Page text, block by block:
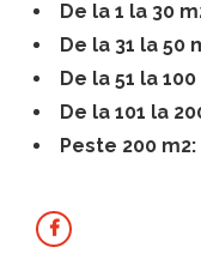
De la 1 la 30
De la 31 la 50
De la 51 la 100
De la 101 la
Peste 200 m2: